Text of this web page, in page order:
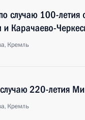
случаю 100-летия
Карачаево-
Кремль
220-летия
Кремль